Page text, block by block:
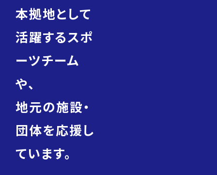
本拠地として
活躍するスポ
ーツチーム
や、
地元の施設・
団体を応援し
ています。